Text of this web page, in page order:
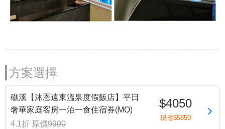
方案選擇
礁溪【沐恩遠東溫泉度假飯店】平日
奢華家庭客房一泊一食住宿券(MO)
4.1折 原價9900
$4050
現省$5850